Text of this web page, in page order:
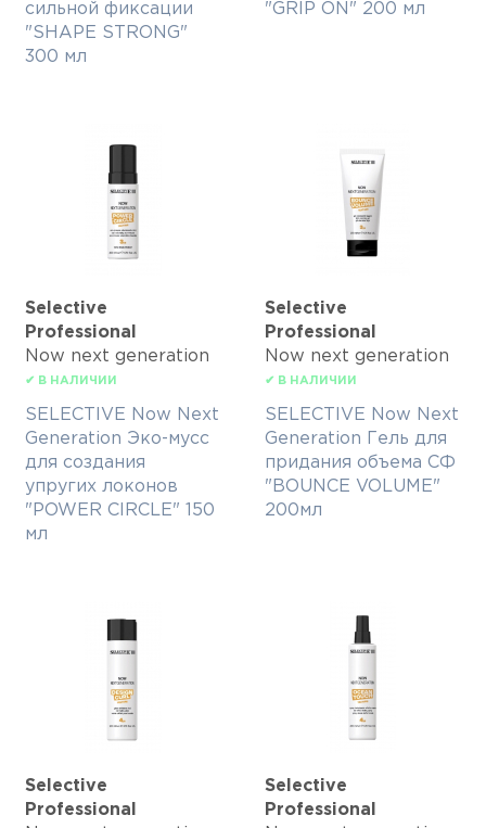
сильной фиксации
"SHAPE STRONG"
300 мл
"GRIP ON" 200 мл
Selective
Professional
Now next generation
✔ В НАЛИЧИИ
SELECTIVE Now Next
Generation Эко-мусс
для создания
упругих локонов
"POWER CIRCLE" 150
мл
Selective
Professional
Now next generation
✔ В НАЛИЧИИ
SELECTIVE Now Next
Generation Гель для
придания объема СФ
"BOUNCE VOLUME"
200мл
Selective
Professional
Selective
Professional